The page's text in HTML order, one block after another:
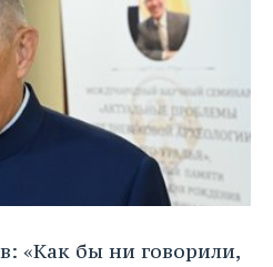
«Как бы ни говорили,